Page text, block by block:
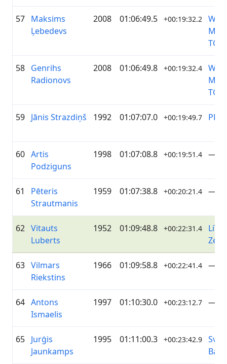
57 Maksims
Ļebedevs
2008 01:06:49.5 +00:19:32.2
58 Genrihs
Radionovs
2008 01:06:49.8 +00:19:32.4
59 Jānis Strazdiņš 1992 01:07:07.0 +00:19:49.7
60 Artis
Podziguns
1998 01:07:08.8 +00:19:51.4 —
61
Pēteris
Strautmanis
1959 01:07:38.8 +00:20:21.4 —
62 Vitauts
Luberts
1952 01:09:48.8 +00:22:31.4
63 Vilmars
Riekstins
1966 01:09:58.8 +00:22:41.4 —
64 Antons
Ismaelis
1997 01:10:30.0 +00:23:12.7 —
65 Jurģis
Jaunkamps
1995 01:11:00.3 +00:23:42.9